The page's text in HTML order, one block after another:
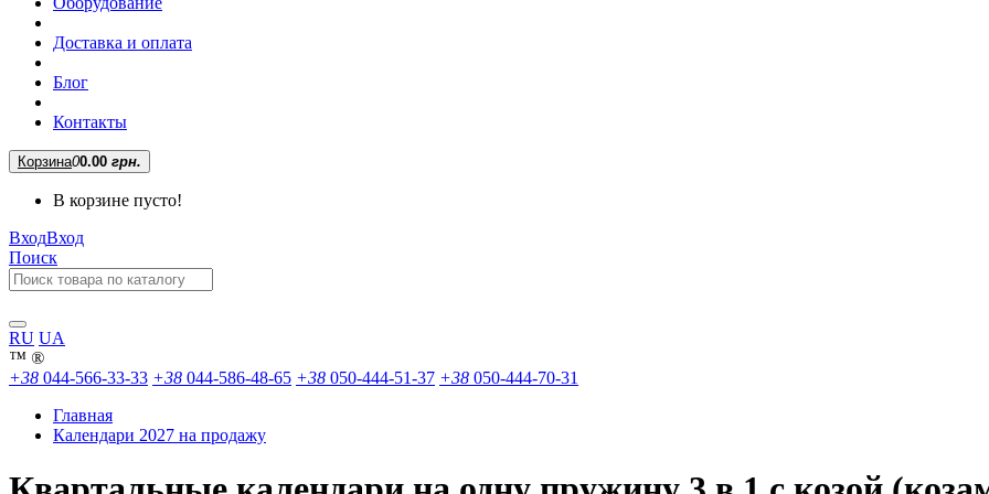
Доставка и оплата
Блог
Контакты
Корзина00.00 грн.
В корзине пусто!
ВходВход
Поиск
RU UA
™ ®
+38 044-566-33-33 +38 044-586-48-65 +38 050-444-51-37 +38 050-444-70-31
Главная
Календари 2027 на продажу